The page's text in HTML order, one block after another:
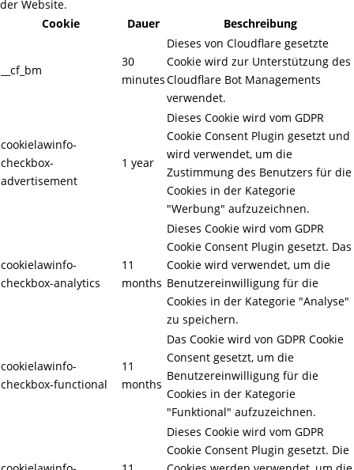
der Website.
Cookie
Dauer Beschreibung
__cf_bm
30
minutes
Dieses von Cloudflare gesetzte
Cookie wird zur Unterstützung des
Cloudflare Bot Managements
verwendet.
cookielawinfo-
checkbox-
advertisement
1 year
Dieses Cookie wird vom GDPR
Cookie Consent Plugin gesetzt und
wird verwendet, um die
Zustimmung des Benutzers für die
Cookies in der Kategorie
"Werbung" aufzuzeichnen.
cookielawinfo-
checkbox-analytics
11
months
Dieses Cookie wird vom GDPR
Cookie Consent Plugin gesetzt. Das
Cookie wird verwendet, um die
Benutzereinwilligung für die
Cookies in der Kategorie "Analyse"
zu speichern.
cookielawinfo-
checkbox-functional
11
months
Das Cookie wird von GDPR Cookie
Consent gesetzt, um die
Benutzereinwilligung für die
Cookies in der Kategorie
"Funktional" aufzuzeichnen.
Dieses Cookie wird vom GDPR
Cookie Consent Plugin gesetzt. Die